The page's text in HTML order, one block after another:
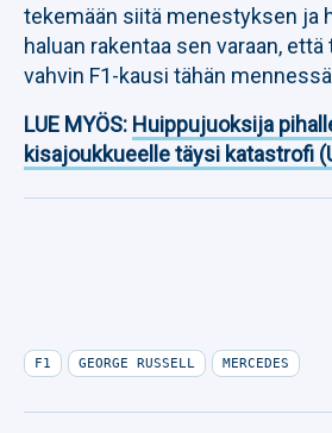
tekemään siitä menestyksen ja
haluan rakentaa sen varaan,
vahvin F1-kausi tähän
LUE MYÖS: Huippujuoksija
kisajoukkueelle täysi katastrofi
F1 GEORGE RUSSELL MERCEDES